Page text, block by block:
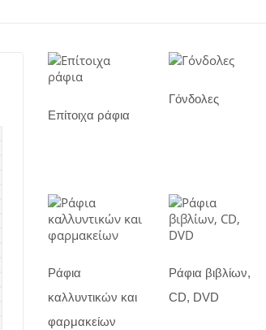
Επίτοιχα ράφια
Γόνδολες
Ράφια
καλλυντικών και
φαρμακείων
Ράφια βιβλίων,
CD, DVD